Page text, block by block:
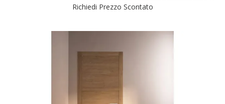
Richiedi Prezzo Scontato